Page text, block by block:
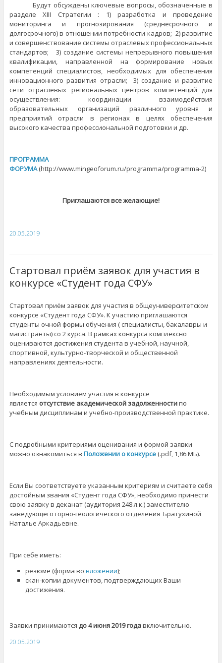
Будут обсуждены ключевые вопросы, обозначенные в
разделе ХIII Стратегии : 1) разработка и проведение
мониторинга и прогнозирования (среднесрочного и
долгосрочного) в отношении потребности кадров; 2) развитие
и совершенствование системы отраслевых профессиональных
стандартов; 3) создание системы непрерывного повышения
квалификации, направленной на формирование новых
компетенций специалистов, необходимых для обеспечения
инновационного развития отрасли; 3) создание и развитие
сети отраслевых региональных центров компетенций для
осуществления: координации взаимодействия
образовательных организаций различного уровня и
предприятий отрасли в регионах в целях обеспечения
высокого качества профессиональной подготовки и др.
ПРОГРАММА
ФОРУМА (http://www.mingeoforum.ru/programma/programma-2)
Приглашаются все желающие!
20.05.2019
Стартовал приём заявок для участия в
конкурсе «Студент года СФУ»
Стартовал приём заявок для участия в общеуниверситетском
конкурсе «Студент года СФУ». К участию приглашаются
студенты очной формы обучения ( специалисты, бакалавры и
магистранты) со 2 курса. В рамках конкурса комплексно
оцениваются достижения студента в учебной, научной,
спортивной, культурно-творческой и общественной
направлениях деятельности.
Необходимым условием участия в конкурсе
является отсутствие академической задолженностипо
учебным дисциплинам и учебно-производственной практике.
С подробными критериями оценивания и формой заявки
можно ознакомиться в Положении о конкурсе(.pdf, 1,86 МБ).
Если Вы соответствуете указанным критериям и считаете себя
достойным звания «Студент года СФУ», необходимо принести
свою заявку в деканат (аудитория 248 л.к.) заместителю
заведующего горно-геологического отделения Братухиной
Наталье Аркадьевне.
При себе иметь:
резюме (форма вовложении);
скан-копии документов, подтверждающих Ваши
достижения.
Заявки принимаются до 4 июня 2019 годавключительно.
20.05.2019